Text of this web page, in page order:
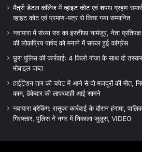
मैत्री डेंटल कॉलेज में व्हाइट कोट एवं शपथ ग्रहण समारोह
व्हाइट कोट एवं प्रमाण-पत्र से किया गया सम्मानित
नवापारा में संध्या राव का इस्तीफा नामंजूर, नेता
की लोकप्रिय पार्षद को मनाने में सफल हुई कांग्रेस
छुरा पुलिस की कार्रवाई: 4 किलो गांजा के साथ दो
मोबाइल जब्त
हाईटेंशन तार की चपेट में आने से दो मजदूरों की मौत,
काम, ठेकेदार की लापरवाही आई सामने
नवापारा ब्रेकिंग: रासुका कार्रवाई के दौरान हंगामा,
गिरफ्तार, पुलिस ने नगर में निकाला जुलूस, VIDEO